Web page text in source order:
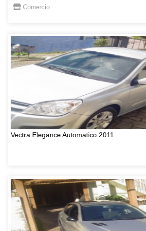
Comercio
Vectra Elegance Automatico 2011